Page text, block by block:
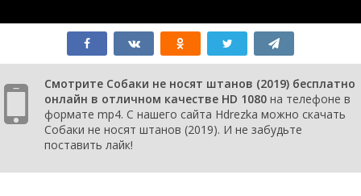
Смотрите Собаки не носят штанов (2019) бесплатно
онлайн в отличном качестве HD 1080 на телефоне в
формате mp4. С нашего сайта Hdrezka можно скачать
Собаки не носят штанов (2019). И не забудьте
поставить лайк!